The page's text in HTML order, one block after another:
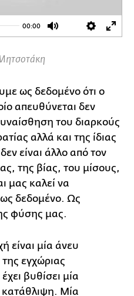
00:00
Mute Settings
ως δεδομένο ότι ο
απευθύνεται δεν
του διαρκούς
αλλά και της ίδιας
είναι άλλο από τον
της βίας, του μίσους,
μας καλεί να
ως δεδομένο. Ως
φύσης μας.
είναι μία άνευ
εγχώριας
βυθίσει μία
κατάθλιψη. Μία